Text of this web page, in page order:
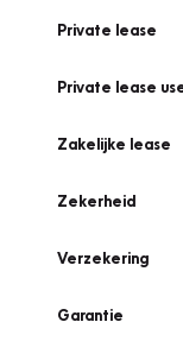
Private lease
Private lease
Zakelijke lease
Zekerheid
Verzekering
Garantie